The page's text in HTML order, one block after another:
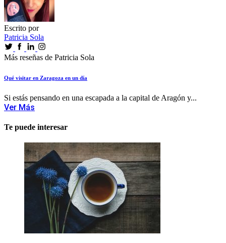
Escrito por
Patricia Sola
Más reseñas de Patricia Sola
Qué visitar en Zaragoza en un día
Si estás pensando en una escapada a la capital de Aragón y...
Ver Más
Te puede interesar